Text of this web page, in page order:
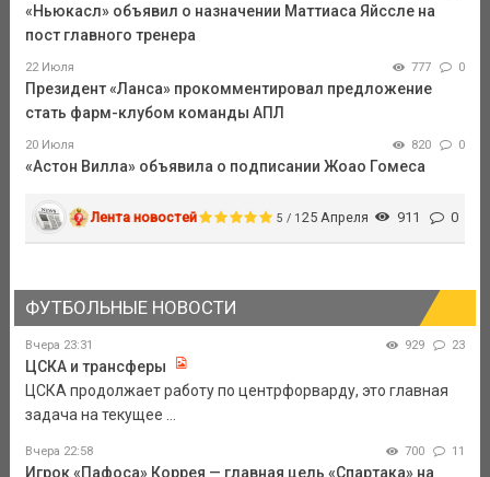
«Ньюкасл» объявил о назначении Маттиаса Яйссле на
пост главного тренера
22 Июля 777 0
Президент «Ланса» прокомментировал предложение
стать фарм-клубом команды АПЛ
20 Июля 820 0
«Астон Вилла» объявила о подписании Жоао Гомеса
Лента новостей 5 / 1 25 Апреля 911 0
ФУТБОЛЬНЫЕ НОВОСТИ
Вчера 23:31 929 23
ЦСКА и трансферы
ЦСКА продолжает работу по центрфорварду, это главная
задача на текущее ...
Вчера 22:58 700 11
Игрок «Пафоса» Коррея — главная цель «Спартака» на